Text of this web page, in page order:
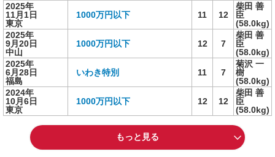
2025年
11月1日
東京
1000万円以下 11 12
柴田 善
臣
(58.0kg)
2025年
9月20日
中山
1000万円以下 12 7
柴田 善
臣
(58.0kg)
2025年
6月28日
福島
いわき特別 11 7
菊沢 一
樹
(58.0kg)
2024年
10月6日
東京
1000万円以下 12 12
柴田 善
臣
(58.0kg)
もっと見る